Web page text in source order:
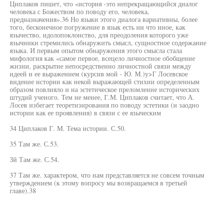
Циплаков пишет, что «история -это непрекращающийся диалог
человека с Божеством по поводу его, человека,
предназначения».36 Но языки этого диалога вариативны, более
того, бесконечное погружение в язык есть ни что иное, как
язычество, идолопоклонство, для преодоления которого уже
язычники стремились обнаружить смысл, сущностное содержание
языка. И первым опытом обнаружения этого смысла стала
мифология как «самое первое, всецело личностное обобщение
жизни, раскрытие непосредственно личностной связи между
идеей и ее выражением (курсив мой - Ю. М.)у>Г Лосевское
видение истории как некой выражающей стихии определенным
образом повлияло и на эстетическое преломление исторических
штудий ученого. Тем не менее, Г.М. Циплаков считает, что А.
Лосев избегает теоретизирования по поводу эстетики (и заодно
истории как ее проявления) в связи с ее языческим
34 Циплаков Г. М. Тема истории. С.50.
35 Там же. С.53.
Зй Там же. С.54.
37 Там же. характером, что нам представляется не совсем точным
утверждением (к этому вопросу мы возвращаемся в третьей
главе).38